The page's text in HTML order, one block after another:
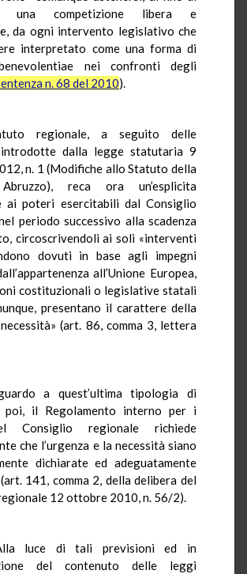
una competizione libera e
da ogni intervento legislativo che
interpretato come una forma di
nei confronti degli
n. 68 del 2010).
regionale, a seguito delle
introdotte dalla legge statutaria 9
n. 1 (Modifiche allo Statuto della
reca ora un’esplicita
ai poteri esercitabili dal Consiglio
periodo successivo alla scadenza
circoscrivendoli ai soli «interventi
dovuti in base agli impegni
all’Unione Europea,
costituzionali o legislative statali
presentano il carattere della
(art. 86, comma 3, lettera
a quest’ultima tipologia di
poi, il Regolamento interno per i
Consiglio regionale richiede
che l’urgenza e la necessità siano
dichiarate ed adeguatamente
141, comma 2, della delibera del
12 ottobre 2010, n. 56/2).
luce di tali previsioni ed in
del contenuto delle leggi